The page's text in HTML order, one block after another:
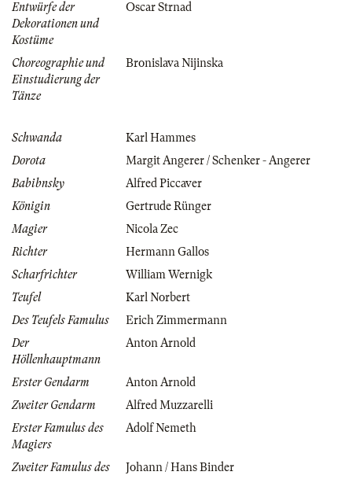
Entwürfe der
Dekorationen und
Kostüme
Oscar Strnad
Choreographie und
Einstudierung der
Tänze
Bronislava Nijinska
Schwanda
Karl Hammes
Dorota
Margit Angerer / Schenker - Angerer
Babibnsky
Alfred Piccaver
Königin
Gertrude Rünger
Magier
Nicola Zec
Richter
Hermann Gallos
Scharfrichter
William Wernigk
Teufel
Karl Norbert
Des Teufels Famulus
Erich Zimmermann
Der
Höllenhauptmann
Anton Arnold
Erster Gendarm
Anton Arnold
Zweiter Gendarm
Alfred Muzzarelli
Erster Famulus des
Magiers
Adolf Nemeth
Zweiter Famulus des
Johann / Hans Binder